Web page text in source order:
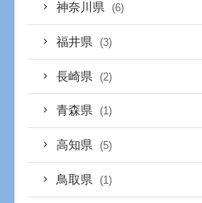
神奈川県 (6)
福井県 (3)
長崎県 (2)
青森県 (1)
高知県 (5)
鳥取県 (1)